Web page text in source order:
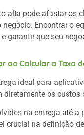
alta pode afastar os
negócio. Encontrar o
garantir que seu
ao Calcular a Taxa
ideal para
os custos
na entrega até
crucial na definição